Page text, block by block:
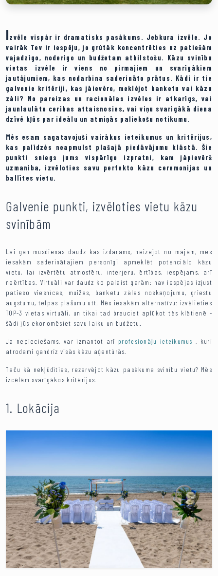
Izvēle vispār ir dramatisks pasākums. Jebkura izvēle. Jo
vairāk Tev ir iespēju, jo grūtāk koncentrēties uz patiešām
vajadzīgo, noderīgo un budžetam atbilstošu. Kāzu svinību
vietas izvēle ir viens no pirmajiem un svarīgākiem
jautājumiem, kas nodarbina saderināto prātus. Kādi ir tie
galvenie kritēriji, kas jāievēro, meklējot banketu vai kāzu
zāli? No pareizas un racionālas izvēles ir atkarīgs, vai
jaunlaulāto cerības attaisnosies, vai viņu svarīgākā diena
dzīvē kļūs par ideālu un atmiņās paliekošu notikumu.
Mēs esam sagatavojuši vairākus ieteikumus un kritērijus,
kas palīdzēs neapmulst plašajā piedāvājumu klāstā. Šie
punkti sniegs jums vispārīgo izpratni, kam jāpievērš
uzmanība, izvēloties savu perfekto kāzu ceremonijas un
ballītes vietu.
Galvenie punkti, izvēloties vietu kāzu
svinībām
Lai gan mūsdienās daudz kas izdarāms, neizejot no mājām, mēs
iesakām saderinātajiem personīgi apmeklēt potenciālo kāzu
vietu, lai izvērtētu atmosfēru, interjeru, ērtības, iespējams, arī
neērtības. Virtuāli var daudz ko palaist garām: nav iespējas izjust
patieso viesnīcas, muižas, banketu zāles noskaņojumu, griestu
augstumu, telpas plašumu utt. Mēs iesakām alternatīvu: izvēlieties
TOP-3 vietas virtuāli, un tikai tad brauciet aplūkot tās klātienē -
šādi jūs ekonomēsiet savu laiku un budžetu.
Ja nepieciešams, var izmantot arī profesionāļu ieteikumus , kuri
atrodami gandrīz visās kāzu aģentūrās.
Taču kā nekļūdīties, rezervējot kāzu pasākuma svinību vietu? Mēs
izcēlām svarīgākos kritērijus.
1. Lokācija